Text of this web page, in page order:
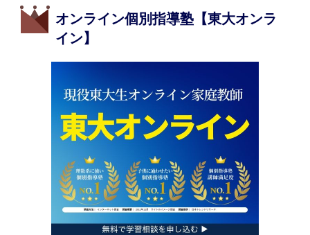
オンライン個別指導塾【東大オンラ
イン】